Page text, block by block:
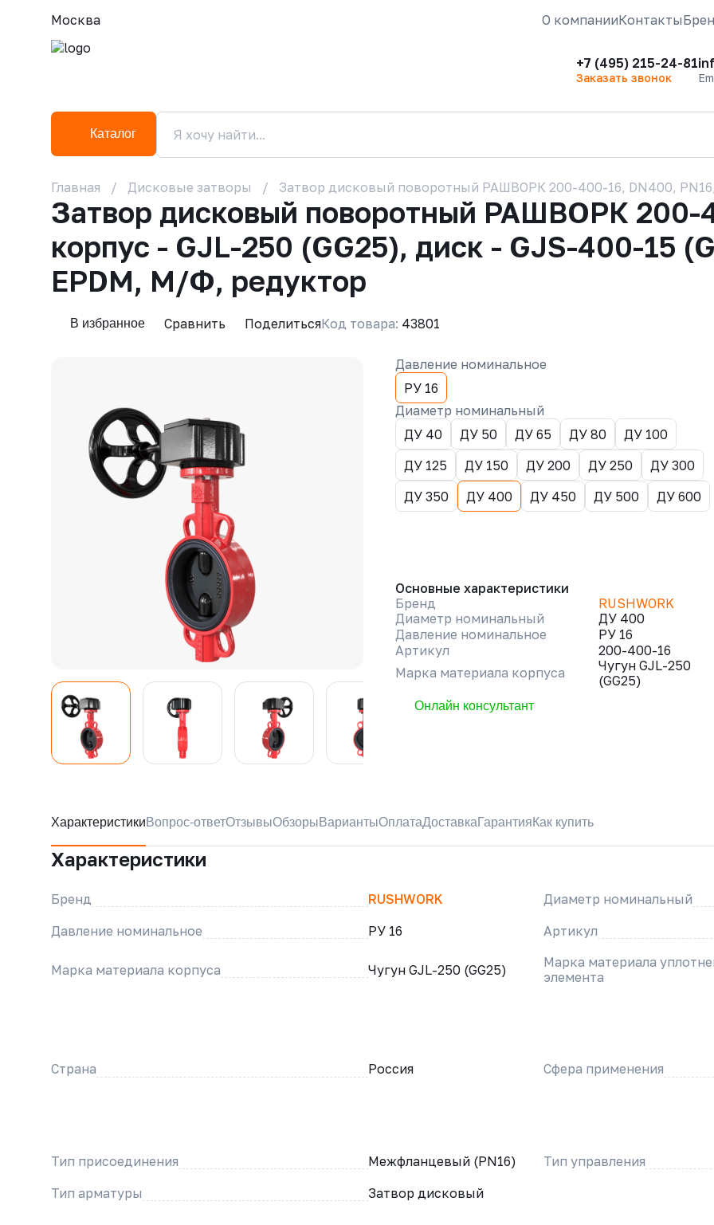
Москва О компанииКонтакты
+7 (495) 215-24-81
Заказать звонок
Каталог
Главная Дисковые затворы Затвор дисковый поворотный РАШВОРК 200-400-16, DN400,
Затвор дисковый поворотный РАШВОРК 200-
корпус - GJL-250 (GG25), диск - GJS-400-15
EPDM, М/Ф, редуктор
В избранное Сравнить ПоделитьсяКод товара: 43801
Давление номинальное
РУ 16
Диаметр номинальный
ДУ 40
ДУ 50 ДУ 65 ДУ 80
ДУ 100
ДУ 125
ДУ 150 ДУ 200 ДУ 250
ДУ 300
ДУ 350
ДУ 400 ДУ 450 ДУ 500 ДУ 600
Основные характеристики
Бренд
RUSHWORK
Диаметр номинальный
ДУ 400
Давление номинальное
РУ 16
Артикул
200-400-16
Марка материала корпуса
Чугун GJL-250
(GG25)
Онлайн консультант
Характеристики Вопрос-ответОтзывыОбзоры ВариантыОплатаДоставка Гарантия Как купить
Характеристики
Бренд RUSHWORK Диаметр номинальный
Давление номинальное
РУ 16 Артикул
Марка материала корпуса Чугун GJL-250 (GG25)
Марка материала
элемента
Страна Россия Сфера применения
Тип присоединения
Межфланцевый (PN16) Тип управления
Тип арматуры
Затвор дисковый